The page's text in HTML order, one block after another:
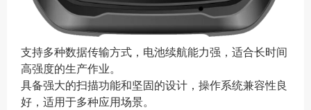
支持多种数据传输方式，电池续航能力强，适合长时间
高强度的生产作业。
具备强大的扫描功能和坚固的设计，操作系统兼容性良
好，适用于多种应用场景。